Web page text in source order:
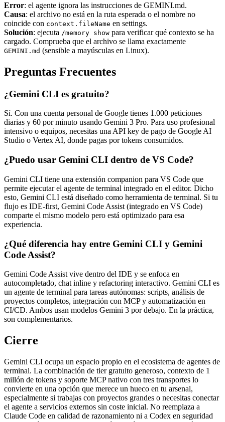
Error: el agente ignora las instrucciones de GEMINI.md.
Causa: el archivo no está en la ruta esperada o el nombre no
coincide con context.fileName en settings.
Solución: ejecuta /memory show para verificar qué contexto se ha
cargado. Comprueba que el archivo se llama exactamente
GEMINI.md (sensible a mayúsculas en Linux).
Preguntas Frecuentes
¿Gemini CLI es gratuito?
Sí. Con una cuenta personal de Google tienes 1.000 peticiones
diarias y 60 por minuto usando Gemini 3 Pro. Para uso profesional
intensivo o equipos, necesitas una API key de pago de Google AI
Studio o Vertex AI, donde pagas por tokens consumidos.
¿Puedo usar Gemini CLI dentro de VS Code?
Gemini CLI tiene una extensión companion para VS Code que
permite ejecutar el agente de terminal integrado en el editor. Dicho
esto, Gemini CLI está diseñado como herramienta de terminal. Si tu
flujo es IDE-first, Gemini Code Assist (integrado en VS Code)
comparte el mismo modelo pero está optimizado para esa
experiencia.
¿Qué diferencia hay entre Gemini CLI y Gemini
Code Assist?
Gemini Code Assist vive dentro del IDE y se enfoca en
autocompletado, chat inline y refactoring interactivo. Gemini CLI es
un agente de terminal para tareas autónomas: scripts, análisis de
proyectos completos, integración con MCP y automatización en
CI/CD. Ambos usan modelos Gemini 3 por debajo. En la práctica,
son complementarios.
Cierre
Gemini CLI ocupa un espacio propio en el ecosistema de agentes de
terminal. La combinación de tier gratuito generoso, contexto de 1
millón de tokens y soporte MCP nativo con tres transportes lo
convierte en una opción que merece un hueco en tu arsenal,
especialmente si trabajas con proyectos grandes o necesitas conectar
el agente a servicios externos sin coste inicial. No reemplaza a
Claude Code en calidad de razonamiento ni a Codex en seguridad